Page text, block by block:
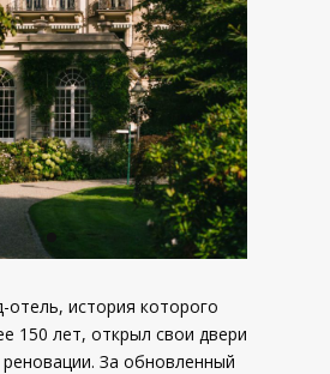
отель, история которого
150 лет, открыл свои двери
За обновленный